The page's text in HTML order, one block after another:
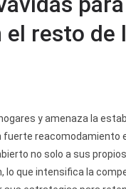
resto de
y amenaza la
fuerte reacomodamiento
no solo a sus
lo que intensifica la